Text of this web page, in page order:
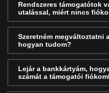
Rendszeres támogatótok
utalással, miért nincs
Szeretném megváltoztatni
hogyan tudom?
Lejár a bankkártyám,
számát a támogatói